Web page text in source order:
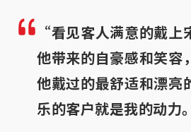
“看见客人满意的戴上
他带来的自豪感和笑容
他戴过的最舒适和漂亮
乐的客户就是我的动力